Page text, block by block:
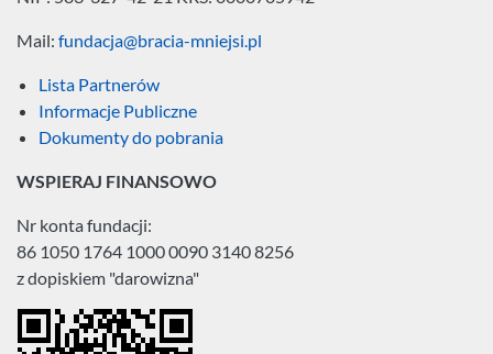
Mail: fundacja@bracia-mniejsi.pl
Lista Partnerów
Informacje Publiczne
Dokumenty do pobrania
WSPIERAJ FINANSOWO
Nr konta fundacji:
86 1050 1764 1000 0090 3140 8256
z dopiskiem "darowizna"